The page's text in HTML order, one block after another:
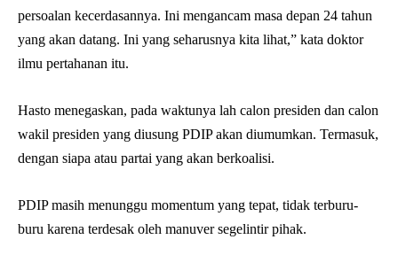
persoalan kecerdasannya. Ini mengancam masa depan 24 tahun
yang akan datang. Ini yang seharusnya kita lihat,” kata doktor
ilmu pertahanan itu.
Hasto menegaskan, pada waktunya lah calon presiden dan calon
wakil presiden yang diusung PDIP akan diumumkan. Termasuk,
dengan siapa atau partai yang akan berkoalisi.
PDIP masih menunggu momentum yang tepat, tidak terburu-
buru karena terdesak oleh manuver segelintir pihak.